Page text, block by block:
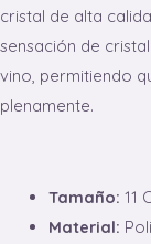
cristal de alta
sensación de
vino, permitiendo
plenamente.
Tamaño: 11
Material: